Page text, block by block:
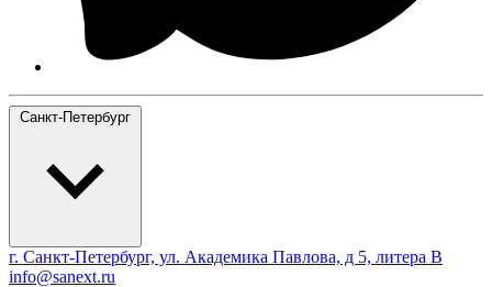
Санкт-Петербург
г. Санкт-Петербург, ул. Академика Павлова, д 5, литера В
info@sanext.ru